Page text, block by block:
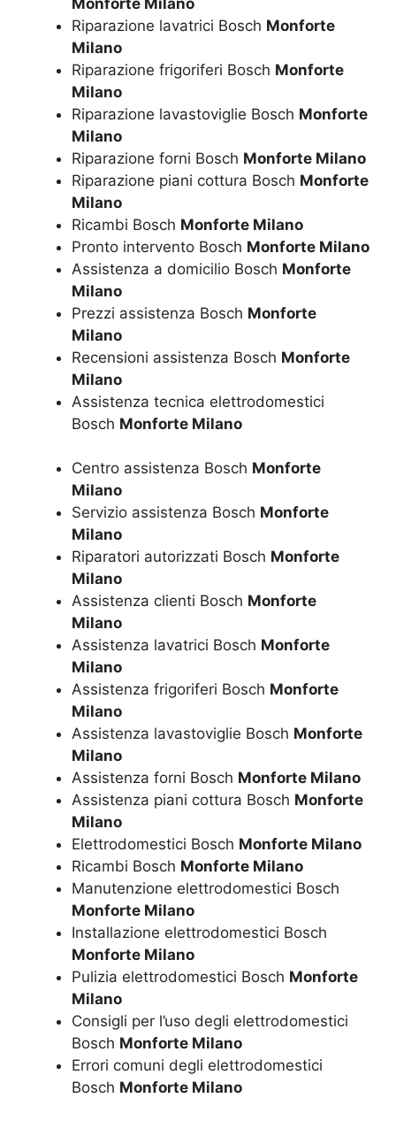
Riparazione lavatrici Bosch Monforte
Milano
Riparazione frigoriferi Bosch Monforte
Milano
Riparazione lavastoviglie Bosch Monforte
Milano
Riparazione forni Bosch Monforte Milano
Riparazione piani cottura Bosch Monforte
Milano
Ricambi Bosch Monforte Milano
Pronto intervento Bosch Monforte Milano
Assistenza a domicilio Bosch Monforte
Milano
Prezzi assistenza Bosch Monforte
Milano
Recensioni assistenza Bosch Monforte
Milano
Assistenza tecnica elettrodomestici
Bosch Monforte Milano
Centro assistenza Bosch Monforte
Milano
Servizio assistenza Bosch Monforte
Milano
Riparatori autorizzati Bosch Monforte
Milano
Assistenza clienti Bosch Monforte
Milano
Assistenza lavatrici Bosch Monforte
Milano
Assistenza frigoriferi Bosch Monforte
Milano
Assistenza lavastoviglie Bosch Monforte
Milano
Assistenza forni Bosch Monforte Milano
Assistenza piani cottura Bosch Monforte
Milano
Elettrodomestici Bosch Monforte Milano
Ricambi Bosch Monforte Milano
Manutenzione elettrodomestici Bosch
Monforte Milano
Installazione elettrodomestici Bosch
Monforte Milano
Pulizia elettrodomestici Bosch Monforte
Milano
Consigli per l’uso degli elettrodomestici
Bosch Monforte Milano
Errori comuni degli elettrodomestici
Bosch Monforte Milano